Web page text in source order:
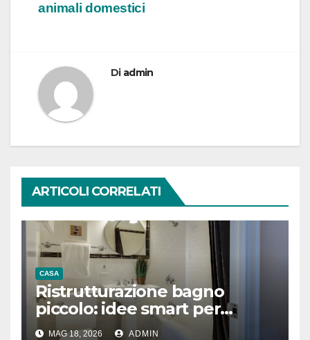
animali domestici
Di admin
ARTICOLI CORRELATI
CASA
Ristrutturazione bagno
piccolo: idee smart per
guadagnare spazio
MAG 18, 2026 ADMIN